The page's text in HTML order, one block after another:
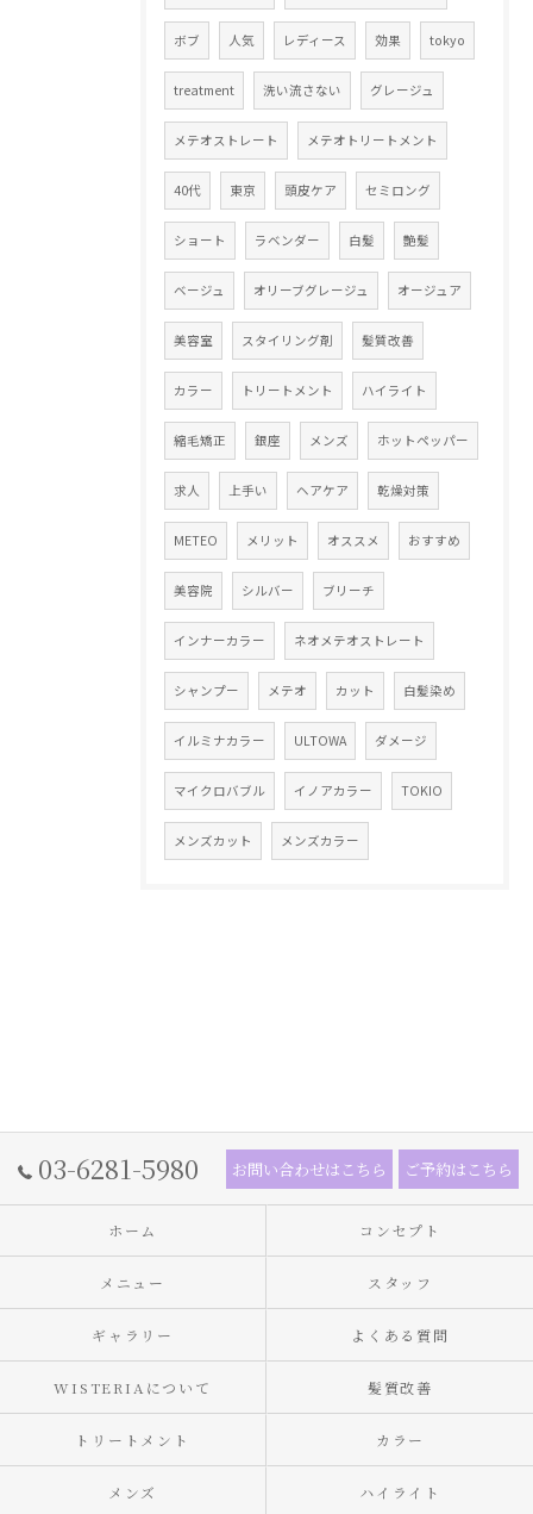
ボブ 人気 レディース 効果 tokyo
treatment 洗い流さない グレージュ
メテオストレート メテオトリートメント
40代 東京 頭皮ケア セミロング
ショート ラベンダー 白髪 艶髪
ベージュ オリーブグレージュ オージュア
美容室 スタイリング剤 髪質改善
カラー トリートメント ハイライト
縮毛矯正 銀座 メンズ ホットペッパー
求人 上手い ヘアケア 乾燥対策
METEO メリット オススメ おすすめ
美容院 シルバー ブリーチ
インナーカラー ネオメテオストレート
シャンプー メテオ カット 白髪染め
イルミナカラー ULTOWA ダメージ
マイクロバブル イノアカラー TOKIO
メンズカット メンズカラー
03-6281-5980 お問い合わせはこちら ご予約はこちら
ホーム コンセプト
メニュー スタッフ
ギャラリー よくある質問
WISTERIAについて 髪質改善
トリートメント カラー
メンズ ハイライト